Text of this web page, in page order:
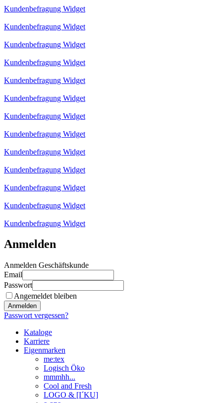
Kundenbefragung Widget
Kundenbefragung Widget
Kundenbefragung Widget
Kundenbefragung Widget
Kundenbefragung Widget
Kundenbefragung Widget
Kundenbefragung Widget
Kundenbefragung Widget
Kundenbefragung Widget
Kundenbefragung Widget
Kundenbefragung Widget
Kundenbefragung Widget
Kundenbefragung Widget
Anmelden
Anmelden Geschäftskunde
Email
Passwort
Angemeldet bleiben
Anmelden
Passwort vergessen?
Kataloge
Karriere
Eigenmarken
me:tex
Logisch Öko
mmmhh...
Cool and Fresh
LOGO & [I´KU]